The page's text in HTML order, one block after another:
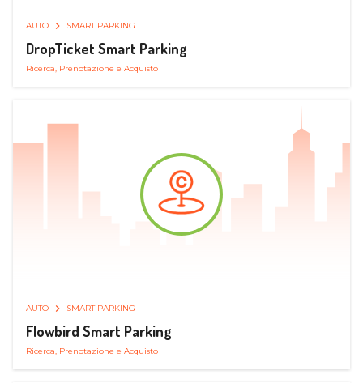
AUTO SMART PARKING
DropTicket Smart Parking
Ricerca, Prenotazione e Acquisto
AUTO SMART PARKING
Flowbird Smart Parking
Ricerca, Prenotazione e Acquisto